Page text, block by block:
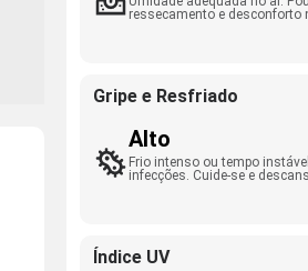
ressecamento e desconforto
Gripe e Resfriado
Alto
Frio intenso ou tempo
infecções. Cuide-se e
Índice UV